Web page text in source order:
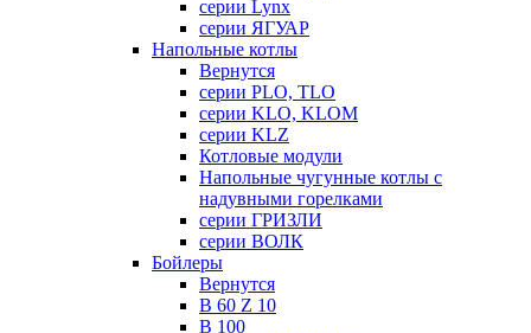
серии Lynx
серии ЯГУАР
Напольные котлы
Вернутся
серии PLO, TLO
серии KLO, KLOM
серии KLZ
Котловые модули
Напольные чугунные котлы с
надувными горелками
серии ГРИЗЛИ
серии ВОЛК
Бойлеры
Вернутся
B 60 Z 10
B 100